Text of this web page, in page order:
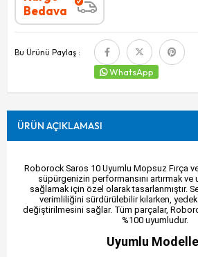
Bedava
Bu Ürünü Paylaş :
WhatsApp
ÜRÜN AÇIKLAMASI
Roborock Saros 10 Uyumlu Mopsuz Fırça
süpürgenizin performansını artırmak ve
sağlamak için özel olarak tasarlanmıştır.
verimliliğini sürdürülebilir kılarken,
değiştirilmesini sağlar. Tüm parçalar,
%100 uyumludur.
Uyumlu